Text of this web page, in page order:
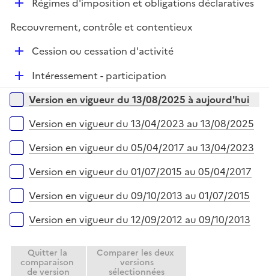
e
r
p
i
e
p
r
Régimes d'imposition et obligations déclaratives
Recouvrement, contrôle et contentieux
D
e
Cession ou cessation d'activité
D
é
p
e
Intéressement - participation
Versions sur la période
Version en vigueur du 13/08/2025 à aujourd'hui
Version en vigueur du 13/04/2023 au 13/08/2025
Version en vigueur du 05/04/2017 au 13/04/2023
Version en vigueur du 01/07/2015 au 05/04/2017
Version en vigueur du 09/10/2013 au 01/07/2015
Version en vigueur du 12/09/2012 au 09/10/2013
Quitter la
comparaison
de version
Comparer les deux
versions
sélectionnées